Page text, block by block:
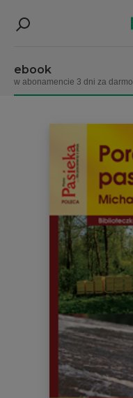
ebook
w abonamencie 3 dni za darmo